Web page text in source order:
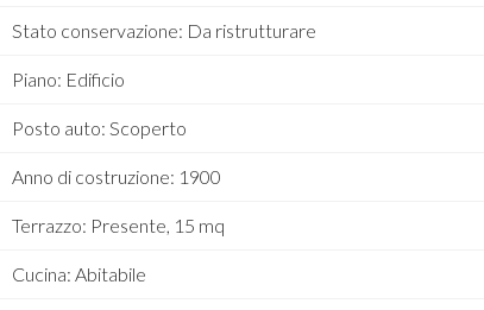
Stato conservazione: Da ristrutturare
Piano: Edificio
Posto auto: Scoperto
Anno di costruzione: 1900
Terrazzo: Presente, 15 mq
Cucina: Abitabile